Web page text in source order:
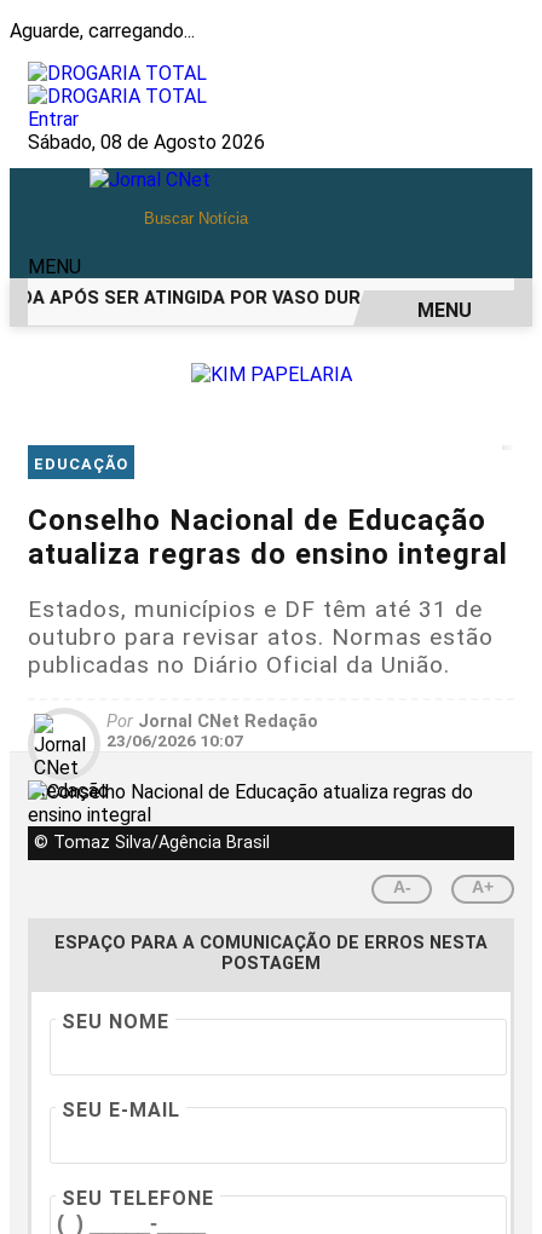
Aguarde, carregando...
Entrar
Sábado, 08 de Agosto 2026
MENU
APÓS SER ATINGIDA POR VASO DURANTE BRIGA FAMILIAR
MENU
EDUCAÇÃO
Conselho Nacional de Educação
atualiza regras do ensino integral
Estados, municípios e DF têm até 31 de
outubro para revisar atos. Normas estão
publicadas no Diário Oficial da União.
Por Jornal CNet Redação
23/06/2026 10:07
© Tomaz Silva/Agência Brasil
A- A+
ESPAÇO PARA A COMUNICAÇÃO DE ERROS NESTA
POSTAGEM
SEU NOME
SEU E-MAIL
SEU TELEFONE